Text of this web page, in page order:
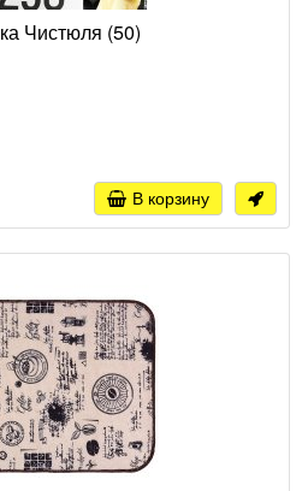
Чистюля (50)
В корзину